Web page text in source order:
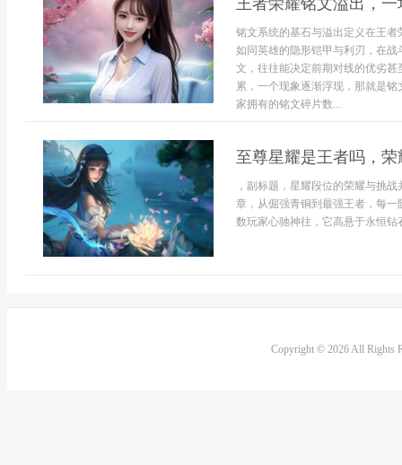
王者荣耀铭文溢出，
铭文系统的基石与溢出定义在王
如同英雄的隐形铠甲与利刃，在
文，往往能决定前期对线的优劣
累，一个现象逐渐浮现，那就是
家拥有的铭文碎片数...
至尊星耀是王者吗，
，副标题，星耀段位的荣耀与挑
章，从倔强青铜到最强王者，每
数玩家心驰神往，它高悬于永恒
Copyright © 2026 All Rights